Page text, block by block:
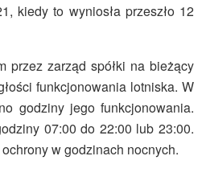
kiedy to wyniosła przeszło 12
przez zarząd spółki na bieżący
funkcjonowania lotniska. W
godziny jego funkcjonowania.
07:00 do 22:00 lub 23:00.
w godzinach nocnych.